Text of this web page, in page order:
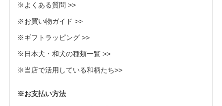
※よくある質問 >>
※お買い物ガイド >>
※ギフトラッピング >>
※日本犬・和犬の種類一覧 >>
※当店で活用している和柄たち>>
※お支払い方法